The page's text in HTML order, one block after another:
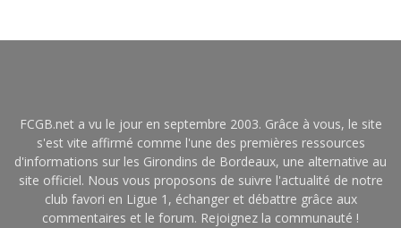
FCGB.net a vu le jour en septembre 2003. Grâce à vous, le site
s'est vite affirmé comme l'une des premières ressources
d'informations sur les Girondins de Bordeaux, une alternative au
site officiel. Nous vous proposons de suivre l'actualité de notre
club favori en Ligue 1, échanger et débattre grâce aux
commentaires et le forum. Rejoignez la communauté !